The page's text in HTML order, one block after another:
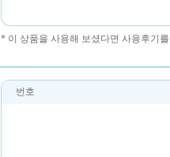
* 이 상품을 사용해 보셨다면 사용후기
번호